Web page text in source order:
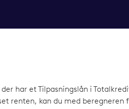
der har et Tilpasningslån i
renten, kan du med beregneren